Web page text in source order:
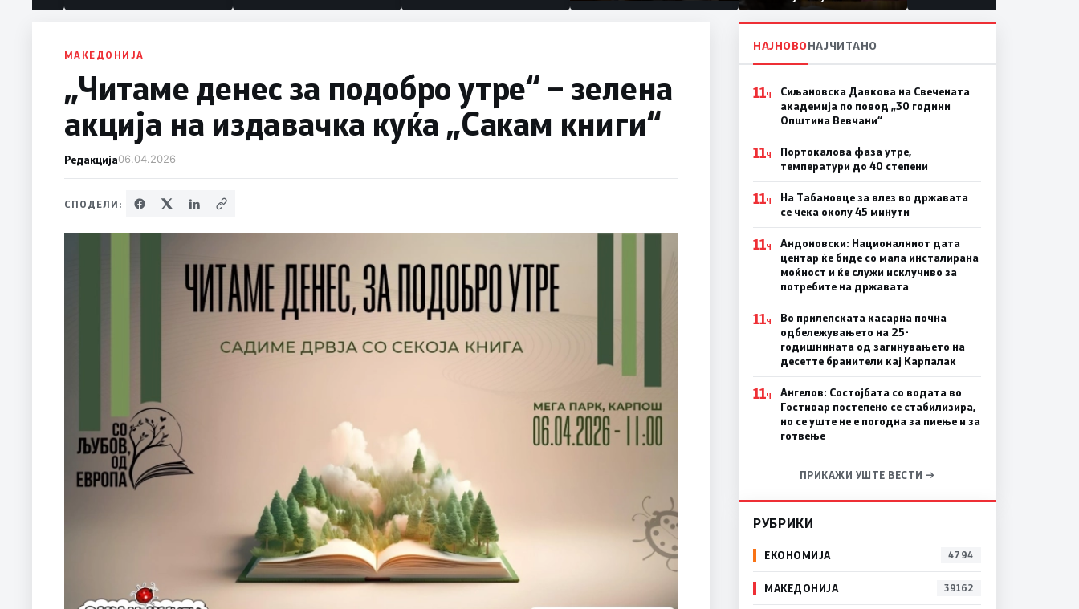
половина тунел во слепа
првачиња помалку
МАКЕДОНИЈА
„Читаме денес за подобро утре“ – зелена
акција на издавачка куќа „Сакам книги“
Редакција06.04.2026
СПОДЕЛИ:
НАЈНОВОНАЈЧИТАНО
11Ч
Сиљановска Давкова на Свечената
академија по повод „30 години
Општина Вевчани“
11Ч
Портокалова фаза утре,
температури до 40 степени
11Ч
На Табановце за влез во државата
се чека околу 45 минути
11Ч
Андоновски: Националниот дата
центар ќе биде со мала инсталирана
моќност и ќе служи исклучиво за
потребите на државата
11Ч
Во прилепската касарна почна
одбележувањето на 25-
годишнината од загинувањето на
десетте бранители кај Карпалак
11Ч
Ангелов: Состојбата со водата во
Гостивар постепено се стабилизира,
но се уште не е погодна за пиење и за
готвење
ПРИКАЖИ УШТЕ ВЕСТИ →
РУБРИКИ
ЕКОНОМИЈА 4794
МАКЕДОНИЈА 39162